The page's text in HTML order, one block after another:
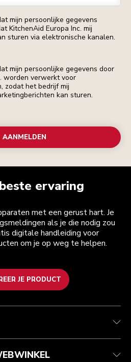
mijn persoonlijke gegevens
KitchenAid Europa Inc. mij
sturen via elektronische kanalen.
mijn persoonlijke gegevens door
worden verwerkt voor
zodat het bedrijf mij
kan sturen.
AANMELDEN
ervaring
met een gerust hart. Je
als je die nodig zou
digitale handleiding voor
om je op weg te helpen.
JE PRODUCT